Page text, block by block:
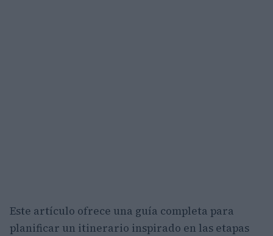
Este artículo ofrece una guía completa para
planificar un itinerario inspirado en las etapas